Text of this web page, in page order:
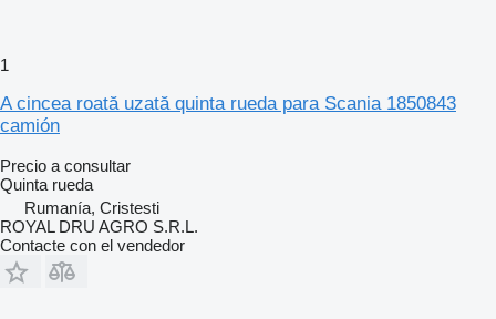
1
A cincea roată uzată quinta rueda para Scania 1850843
camión
Precio a consultar
Quinta rueda
Rumanía, Cristesti
ROYAL DRU AGRO S.R.L.
Contacte con el vendedor